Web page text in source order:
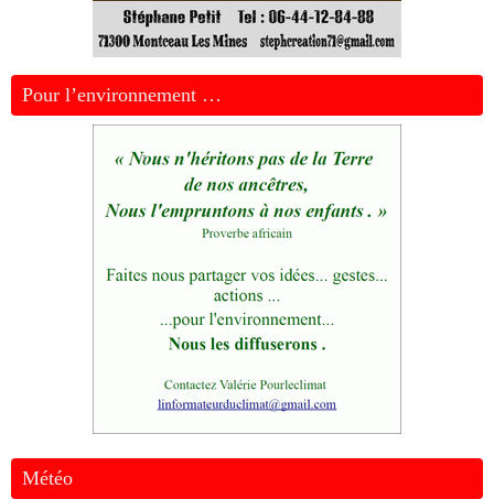
Pour l’environnement …
Météo